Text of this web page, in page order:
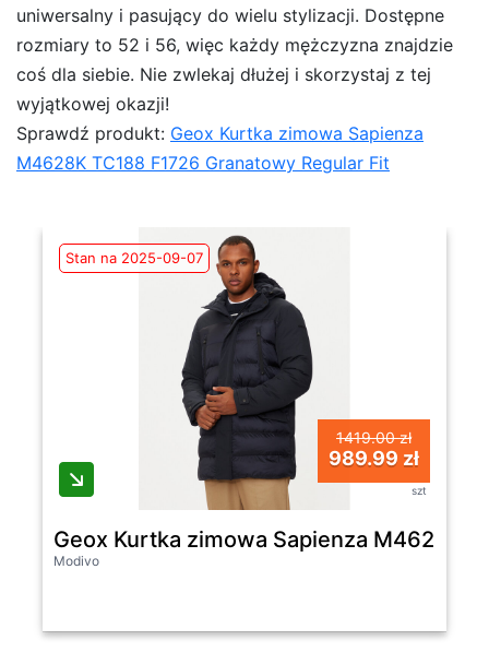
uniwersalny i pasujący do wielu stylizacji. Dostępne
rozmiary to 52 i 56, więc każdy mężczyzna znajdzie
coś dla siebie. Nie zwlekaj dłużej i skorzystaj z tej
wyjątkowej okazji!
Sprawdź produkt: Geox Kurtka zimowa Sapienza
M4628K TC188 F1726 Granatowy Regular Fit
Stan na 2025-09-07
1419.00 zł
989.99 zł
szt
Geox Kurtka zimowa Sapienza M4628K
Modivo